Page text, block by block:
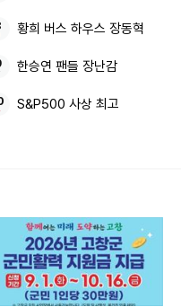
숨져
황희 버스 하우스 장동혁
한승연 팬들 장난감
S&P500 사상 최고